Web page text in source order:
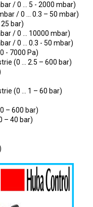
/ 0 ... 5 - 2000 mbar)
/ 0 ... 0.3 – 50 mbar)
bar)
/ 0 ... 10000 mbar)
/ 0 ... 0.3 - 50 mbar)
- 7000 Pa)
(0 ... 2.5 – 600 bar)
(0 ... 1 – 60 bar)
– 600 bar)
– 40 bar)